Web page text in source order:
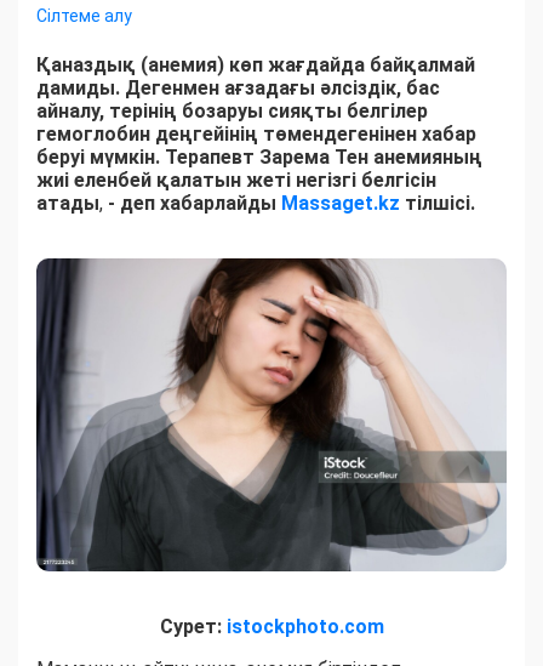
Сілтеме алу
Қаназдық (анемия) көп жағдайда байқалмай
дамиды. Дегенмен ағзадағы әлсіздік, бас
айналу, терінің бозаруы сияқты белгілер
гемоглобин деңгейінің төмендегенінен хабар
беруі мүмкін. Терапевт Зарема Тен анемияның
жиі еленбей қалатын жеті негізгі белгісін
атады, - деп хабарлайды Massaget.kz тілшісі.
Сурет: istockphoto.com